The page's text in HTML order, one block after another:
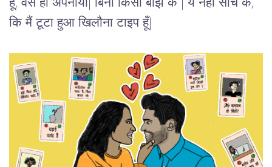
हूँ, वैसे ही अपनाया| बिना किसी बोझ के | ये नहीं सोच के,
कि मैं टूटा हुआ खिलौना टाइप हूँ|